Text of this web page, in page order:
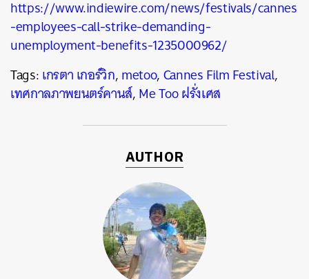
https://www.indiewire.com/news/festivals/cannes
-employees-call-strike-demanding-
unemployment-benefits-1235000962/
Tags:เกรตา เกอร์วิก,metoo,Cannes Film Festival,
เทศกาลภาพยนตร์คานส์,Me Too ฝรั่งเศส
AUTHOR